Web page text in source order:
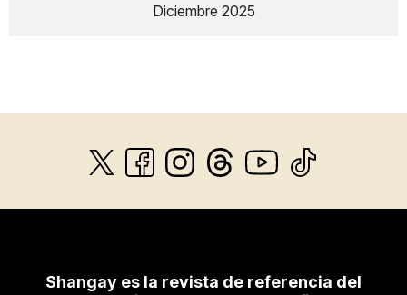
Diciembre 2025
Shangay es la revista de referencia del